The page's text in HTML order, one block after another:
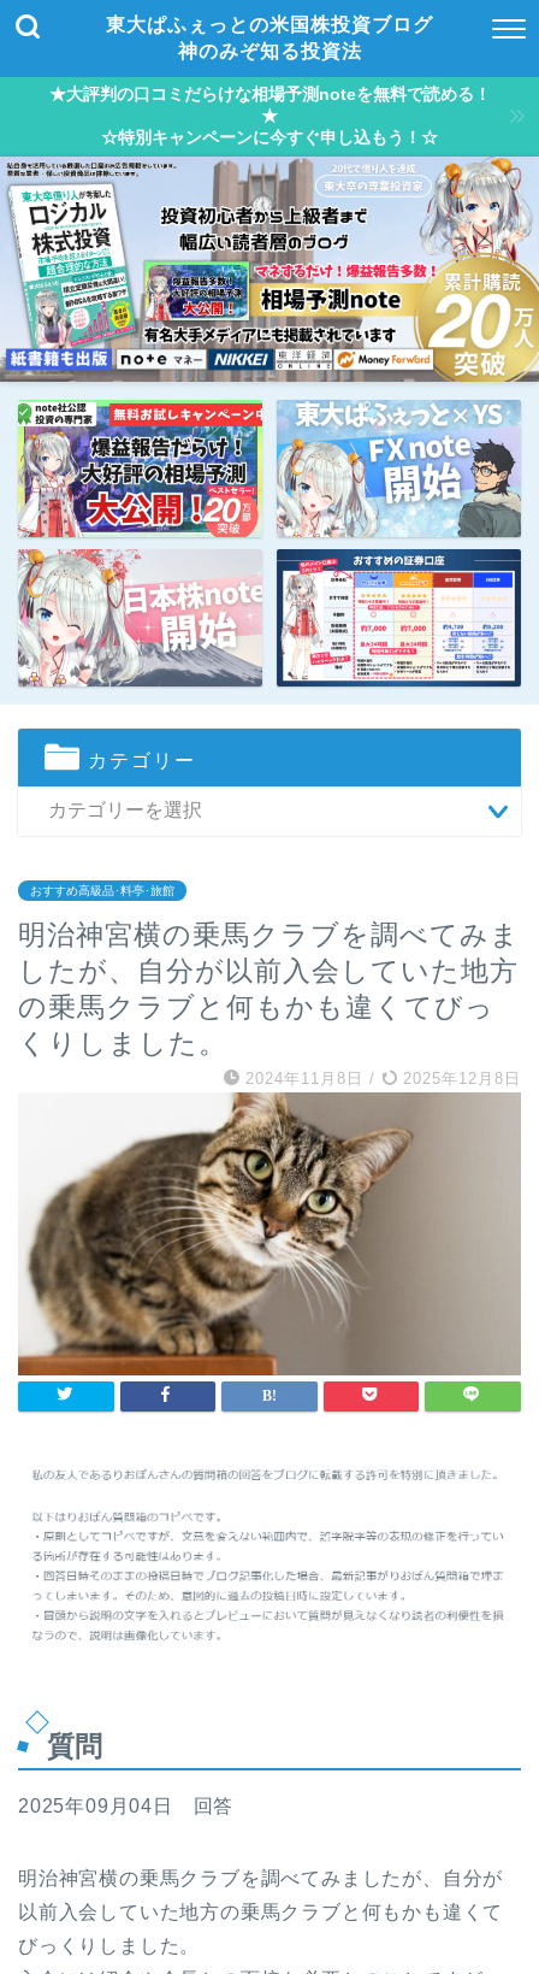
東大ぱふぇっとの米国株投資ブログ
神のみぞ知る投資法
★大評判の口コミだらけな相場予測noteを無料で読める！
★
☆特別キャンペーンに今すぐ申し込もう！☆
カテゴリー
おすすめ高級品･料亭･旅館
明治神宮横の乗馬クラブを調べてみま
したが、自分が以前入会していた地方
の乗馬クラブと何もかも違くてびっ
くりしました。
2024年11月8日 / 2025年12月8日
質問
2025年09月04日 回答
明治神宮横の乗馬クラブを調べてみましたが、自分が
以前入会していた地方の乗馬クラブと何もかも違くて
びっくりしました。